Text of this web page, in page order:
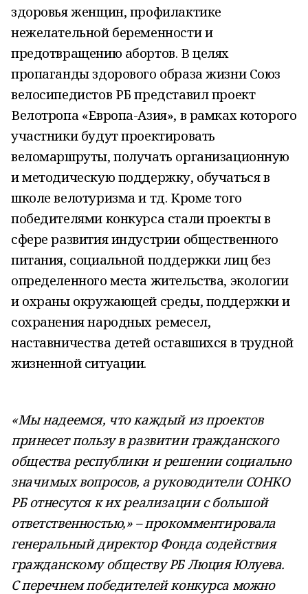
здоровья женщин, профилактике
нежелательной беременности и
предотвращению абортов. В целях
пропаганды здорового образа жизни Союз
велосипедистов РБ представил проект
Велотропа «Европа-Азия», в рамках которого
участники будут проектировать
веломаршруты, получать организационную
и методическую поддержку, обучаться в
школе велотуризма и тд. Кроме того
победителями конкурса стали проекты в
сфере развития индустрии общественного
питания, социальной поддержки лиц без
определенного места жительства, экологии
и охраны окружающей среды, поддержки и
сохранения народных ремесел,
наставничества детей оставшихся в трудной
жизненной ситуации.
«Мы надеемся, что каждый из проектов
принесет пользу в развитии гражданского
общества республики и решении социально
значимых вопросов, а руководители СОНКО
РБ отнесутся к их реализации с большой
ответственностью,» – прокомментировала
генеральный директор Фонда содействия
гражданскому обществу РБ Люция Юлуева.
С перечнем победителей конкурса можно